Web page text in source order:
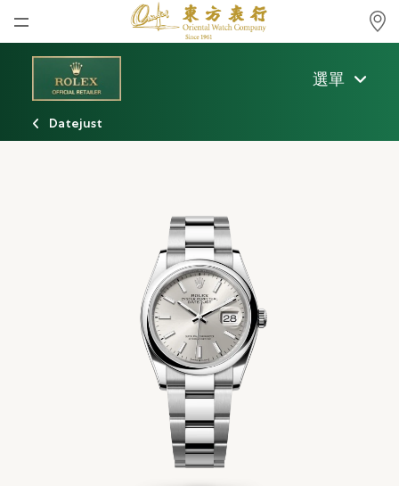
首頁
最新消息
腕表資訊
勞力士中古錶認證
選單
Datejust